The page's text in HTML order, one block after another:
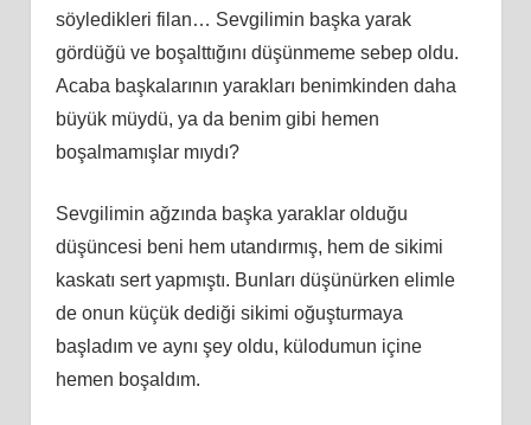
söyledikleri filan… Sevgilimin başka yarak
gördüğü ve boşalttığını düşünmeme sebep oldu.
Acaba başkalarının yarakları benimkinden daha
büyük müydü, ya da benim gibi hemen
boşalmamışlar mıydı?
Sevgilimin ağzında başka yaraklar olduğu
düşüncesi beni hem utandırmış, hem de sikimi
kaskatı sert yapmıştı. Bunları düşünürken elimle
de onun küçük dediği sikimi oğuşturmaya
başladım ve aynı şey oldu, külodumun içine
hemen boşaldım.